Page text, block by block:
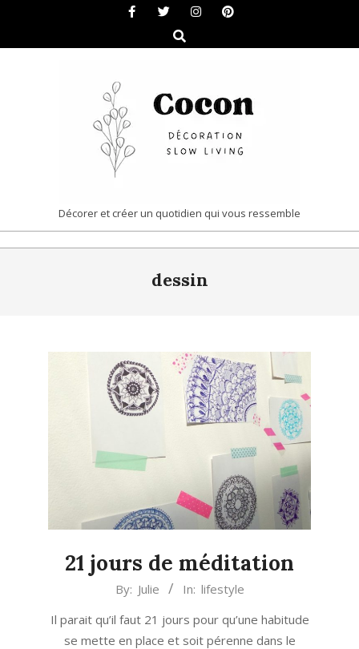
content
Search
COCON
|
DÉCORATION
LIVING
Décorer et créer un quotidien qui vous ressemble
dessin
21 jours de méditation
11
By: Julie In: lifestyle
Il parait qu’il faut 21 jours pour qu’une habitude
se mette en place et soit pérenne dans le